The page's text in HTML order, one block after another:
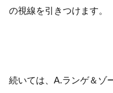
の視線を引きつけます。
続いては、A.ランゲ＆ゾ